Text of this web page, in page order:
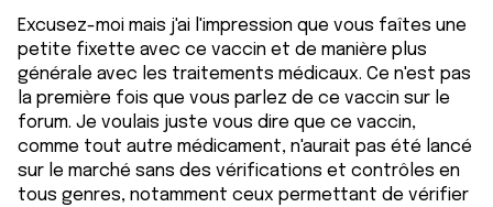
Excusez-moi mais j'ai l'impression que vous faîtes une
petite fixette avec ce vaccin et de manière plus
générale avec les traitements médicaux. Ce n'est pas
la première fois que vous parlez de ce vaccin sur le
forum. Je voulais juste vous dire que ce vaccin,
comme tout autre médicament, n'aurait pas été lancé
sur le marché sans des vérifications et contrôles en
tous genres, notamment ceux permettant de vérifier